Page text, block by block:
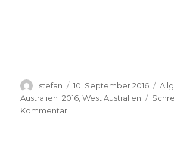
Autor
stefan
Veröffentlicht
am
10. September 2016
Australien_2016 ,West Australien
Kommentarzu